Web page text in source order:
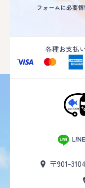
フォームに必要
各種お支払
〒901-3104